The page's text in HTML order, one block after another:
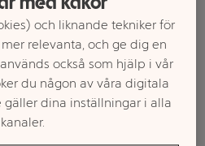
och handla
mellan butikerna
och liknande tekniker för
relevanta, och ge dig en
också som hjälp i vår
du någon av våra digitala
gäller dina inställningar i alla
kanaler.